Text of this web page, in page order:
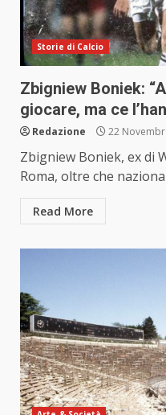
Storie di Calcio
Zbigniew Boniek:
giocare, ma ce
Redazione 22
Zbigniew Boniek, ex di
Roma, oltre che
Read More